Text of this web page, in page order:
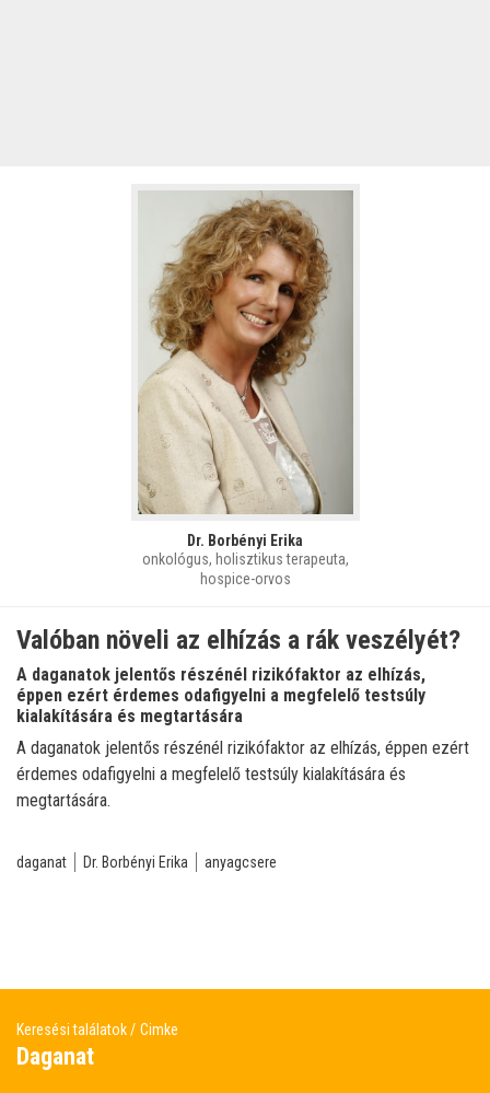
Dr. Borbényi Erika
onkológus, holisztikus terapeuta,
hospice-orvos
Valóban növeli az elhízás a rák veszélyét?
A daganatok jelentős részénél rizikófaktor az elhízás,
éppen ezért érdemes odafigyelni a megfelelő testsúly
kialakítására és megtartására
A daganatok jelentős részénél rizikófaktor az elhízás, éppen ezért
érdemes odafigyelni a megfelelő testsúly kialakítására és
megtartására.
daganat Dr. Borbényi Erika anyagcsere
Keresési találatok Cimke
Daganat